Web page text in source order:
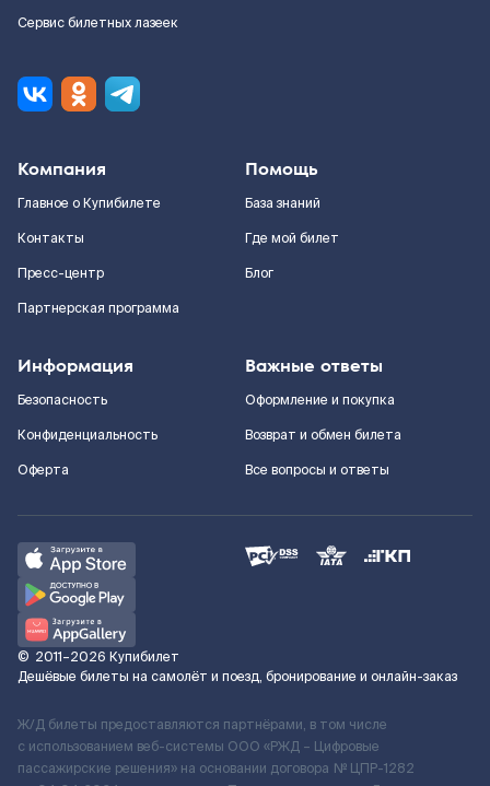
Сервис билетных лазеек
Компания
Главное о Купибилете
Контакты
Пресс-центр
Партнерская программа
Помощь
База знаний
Где мой билет
Блог
Информация
Безопасность
Конфиденциальность
Оферта
Важные ответы
Оформление и покупка
Возврат и обмен билета
Все вопросы и ответы
© 2011–2026 Купибилет
Дешёвые билеты на самолёт и поезд, бронирование и онлайн-заказ
Ж/Д билеты предоставляются партнёрами, в том числе
с использованием веб-системы ООО «РЖД – Цифровые
пассажирские решения» на основании договора № ЦПР-1282